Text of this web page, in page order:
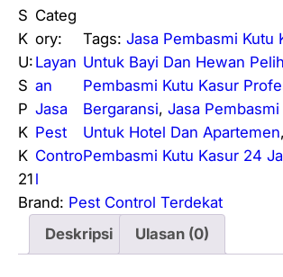
a
n
t
i
t
a
s
S
p
S
K
U:
S
P
K
K
21
Categ
ory:
Layan
an
Jasa
Pest
Contro
l
Tags:Jasa Pembasmi Kutu
Untuk Bayi Dan Hewan
Pembasmi Kutu Kasur
Bergaransi, Jasa
Untuk Hotel Dan Apartemen,
Pembasmi Kutu Kasur 24
Brand: Pest Control Terdekat
Deskripsi
Ulasan (0)